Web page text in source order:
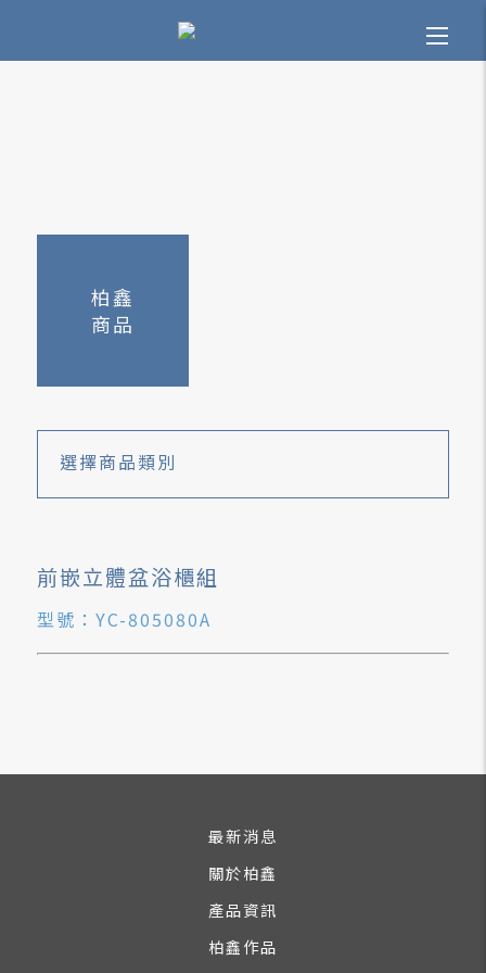
柏鑫
商品
選擇商品類別
前嵌立體盆浴櫃組
型號：YC-805080A
最新消息
關於柏鑫
產品資訊
柏鑫作品